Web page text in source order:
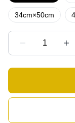
34cm×50cm
1